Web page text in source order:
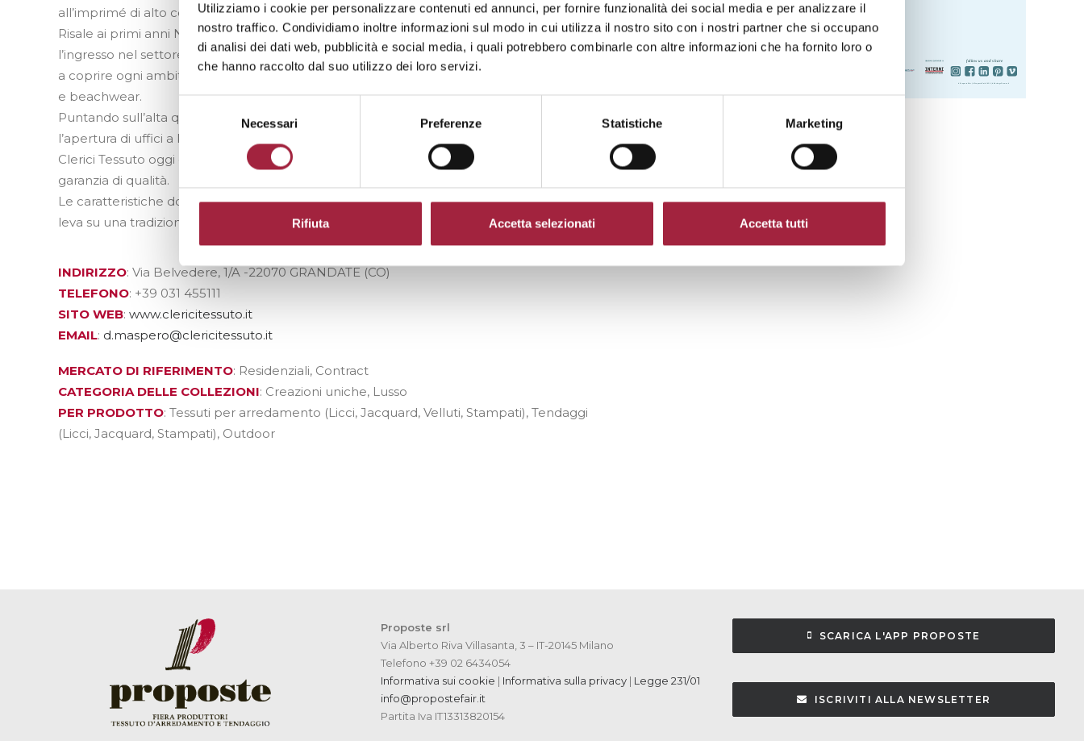
Utilizziamo i cookie per personalizzare contenuti ed annunci, per fornire funzionalità dei social media e per analizzare il
nostro traffico. Condividiamo inoltre informazioni sul modo in cui utilizza il nostro sito con i nostri partner che si occupano
di analisi dei dati web, pubblicità e social media, i quali potrebbero combinarle con altre informazioni che ha fornito loro o
che hanno raccolto dal suo utilizzo dei loro servizi.
consenso
Necessari Preferenze Statistiche Marketing
Rifiuta Accetta selezionati Accetta tutti
all’imprimé di alto contenuto estetico.
Risale ai primi anni Novanta una nuova diversificazione dei prodotti commercializzati, con
l’ingresso nel settore dell’accessorio maschile e dell’arredamento, portando così l’azienda
a coprire ogni ambito commerciale: abbigliamento, cravatte, foulard, arredamento, intimo
e beachwear.
Puntando sull’alta qualità del made in Italy vennero incrementate le esportazioni tramite
l’apertura di uffici a Parigi e a New York.
Clerici Tessuto oggi è un gruppo leader riconosciuto a livello internazionale per prestigio e
garanzia di qualità.
Le caratteristiche dominanti della sua produzione sono l’esperienza e la ricerca: facendo
leva su una tradizione tessile ormai consolidata, punta su innovazione e sviluppo.
INDIRIZZO: Via Belvedere, 1/A -22070 GRANDATE (CO)
TELEFONO: +39 031 455111
SITO WEB: www.clericitessuto.it
EMAIL: d.maspero@clericitessuto.it
MERCATO DI RIFERIMENTO: Residenziali, Contract
CATEGORIA DELLE COLLEZIONI: Creazioni uniche, Lusso
PER PRODOTTO: Tessuti per arredamento (Licci, Jacquard, Velluti, Stampati), Tendaggi
(Licci, Jacquard, Stampati), Outdoor
Proposte srl
Via Alberto Riva Villasanta, 3 – IT-20145 Milano
Telefono +39 02 6434054
Informativa sui cookie | Informativa sulla privacy | Legge 231/01
info@propostefair.it
Partita Iva IT13313820154
SCARICA L'APP PROPOSTE
ISCRIVITI ALLA NEWSLETTER